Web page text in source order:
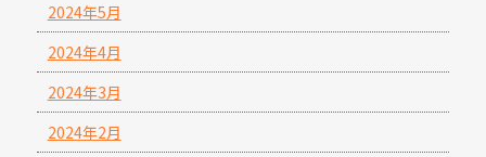
2024年5月
2024年4月
2024年3月
2024年2月